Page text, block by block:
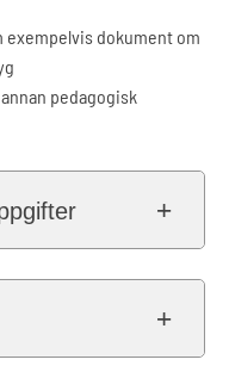
dokument om
pedagogisk